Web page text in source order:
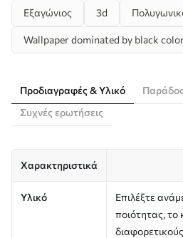
Εξαγώνιος 3d
Wallpaper dominated by black
Προδιαγραφές & Υλικό
Συχνές ερωτήσεις
Χαρακτηριστικά
Υλικό
Επιλέξτε
ποιότητας, το